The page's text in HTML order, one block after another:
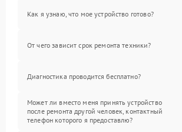
Как я узнаю, что мое устройство готово?
От чего зависит срок ремонта техники?
Диагностика проводится бесплатно?
Может ли вместо меня принять устройство
после ремонта другой человек, контактный
телефон которого я предоставлю?